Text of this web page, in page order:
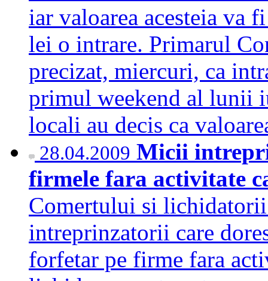
iar valoarea acesteia va
lei o intrare. Primarul
precizat, miercuri, ca
primul weekend al lunii
locali au decis ca
28.04.2009 Micii
firmele fara activitate
Comertului si
intreprinzatorii care
forfetar pe firme fara